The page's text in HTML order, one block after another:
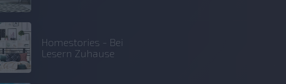
Homestories - Bei
Lesern Zuhause